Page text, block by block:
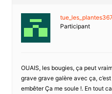
Participant
OUAIS, les bougies, ça peut
grave grave galère avec ça,
embêter Ça me soule !. En tout